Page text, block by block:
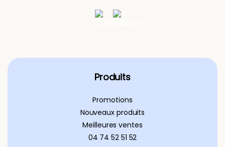
Produits
Promotions
Nouveaux produits
Meilleures ventes
04 74 52 51 52